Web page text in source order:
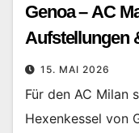
Genoa – AC
Aufstellungen
15. MAI 2026
Für den AC Milan
Hexenkessel von